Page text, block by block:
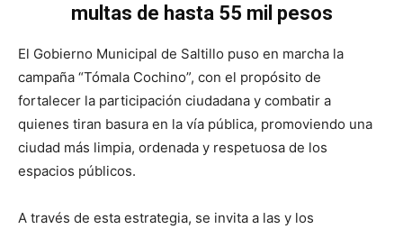
multas de hasta 55 mil pesos
El Gobierno Municipal de Saltillo puso en marcha la
campaña “Tómala Cochino”, con el propósito de
fortalecer la participación ciudadana y combatir a
quienes tiran basura en la vía pública, promoviendo una
ciudad más limpia, ordenada y respetuosa de los
espacios públicos.
A través de esta estrategia, se invita a las y los